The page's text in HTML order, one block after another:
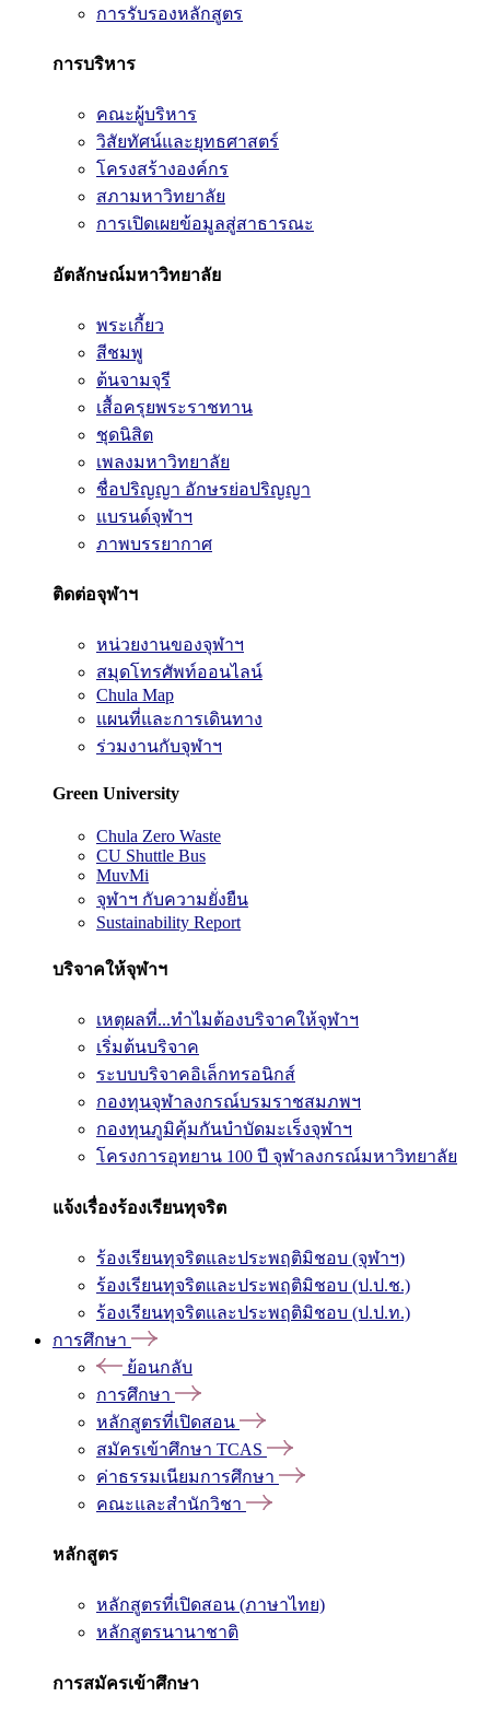
การรับรองหลักสูตร
การบริหาร
คณะผู้บริหาร
วิสัยทัศน์และยุทธศาสตร์
โครงสร้างองค์กร
สภามหาวิทยาลัย
การเปิดเผยข้อมูลสู่สาธารณะ
อัตลักษณ์มหาวิทยาลัย
พระเกี้ยว
สีชมพู
ต้นจามจุรี
เสื้อครุยพระราชทาน
ชุดนิสิต
เพลงมหาวิทยาลัย
ชื่อปริญญา อักษรย่อปริญญา
แบรนด์จุฬาฯ
ภาพบรรยากาศ
ติดต่อจุฬาฯ
หน่วยงานของจุฬาฯ
สมุดโทรศัพท์ออนไลน์
Chula Map
แผนที่และการเดินทาง
ร่วมงานกับจุฬาฯ
Green University
Chula Zero Waste
CU Shuttle Bus
MuvMi
จุฬาฯ กับความยั่งยืน
Sustainability Report
บริจาคให้จุฬาฯ
เหตุผลที่...ทำไมต้องบริจาคให้จุฬาฯ
เริ่มต้นบริจาค
ระบบบริจาคอิเล็กทรอนิกส์
กองทุนจุฬาลงกรณ์บรมราชสมภพฯ
กองทุนภูมิคุ้มกันบำบัดมะเร็งจุฬาฯ
โครงการอุทยาน 100 ปี จุฬาลงกรณ์มหาวิทยาลัย
แจ้งเรื่องร้องเรียนทุจริต
ร้องเรียนทุจริตและประพฤติมิชอบ (จุฬาฯ)
ร้องเรียนทุจริตและประพฤติมิชอบ (ป.ป.ช.)
ร้องเรียนทุจริตและประพฤติมิชอบ (ป.ป.ท.)
การศึกษา
ย้อนกลับ
การศึกษา
หลักสูตรที่เปิดสอน
สมัครเข้าศึกษา TCAS
ค่าธรรมเนียมการศึกษา
คณะและสำนักวิชา
หลักสูตร
หลักสูตรที่เปิดสอน (ภาษาไทย)
หลักสูตรนานาชาติ
การสมัครเข้าศึกษา